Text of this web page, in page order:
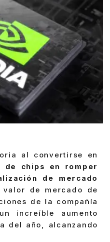
al convertirse en
chips en romper
de mercado
valor de mercado de
de la compañía
increíble aumento
del año, alcanzando